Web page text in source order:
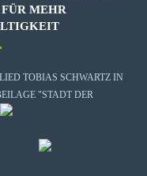
MEHR
TOBIAS SCHWARTZ IN
"STADT DER